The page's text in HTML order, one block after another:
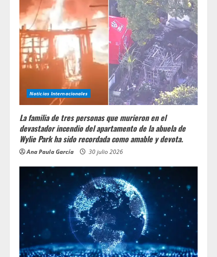
Noticias Internacionales
La familia de tres personas que murieron en el
devastador incendio del apartamento de la abuela de
Wylie Park ha sido recordada como amable y devota.
Ana Paula García 30 julio 2026